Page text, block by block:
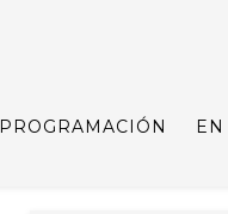
PROGRAMACIÓN